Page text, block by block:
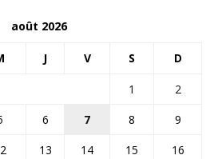
août 2026
J V S D
1
2
6 7 8
9
13 14 15
16